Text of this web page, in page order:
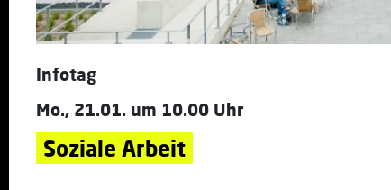
Infotag
Mo., 21.01. um 10.00 Uhr
Soziale Arbeit